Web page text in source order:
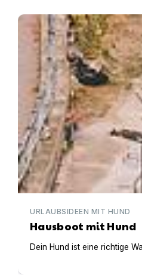
Hausboot mit Hund
URLAUBSIDEEN MIT HUND
Hausboot mit Hund
Dein Hund ist eine richtige